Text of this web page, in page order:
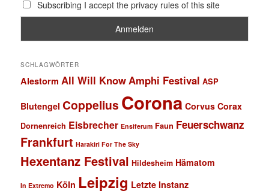
Subscribing I accept the privacy rules of this site
SCHLAGWÖRTER
Alestorm All Will KnowAmphi Festival ASP
Blutengel Coppelius Corona Corvus Corax
Dornenreich Eisbrecher Ensiferum Faun Feuerschwanz
Frankfurt Harakiri For The Sky
Hexentanz Festival Hildesheim Hämatom
In Extremo Köln Leipzig Letzte Instanz